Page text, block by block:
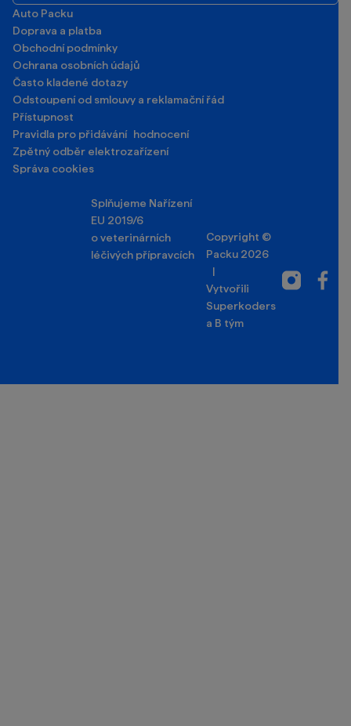
Auto Packu
Doprava a platba
Obchodní podmínky
Ochrana osobních údajů
Často kladené dotazy
Odstoupení od smlouvy a reklamační řád
Přístupnost
Pravidla pro přidávání hodnocení
Zpětný odběr elektrozařízení
Správa cookies
Splňujeme Nařízení
EU 2019/6
o veterinárních
léčivých přípravcích
Copyright ©
Packu 2026
|
Vytvořili
Superkoders
a B tým
Instagram